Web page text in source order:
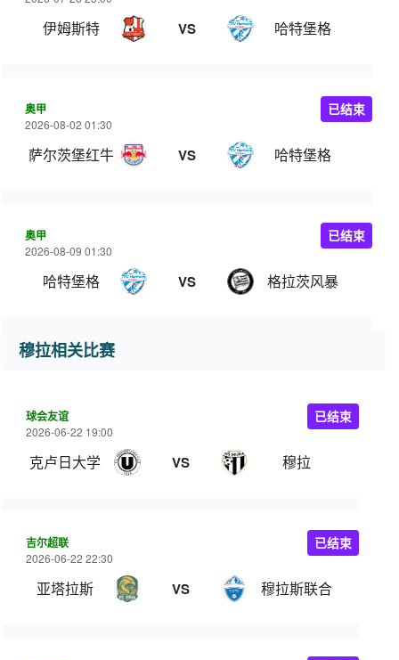
伊姆斯特 VS 哈特堡格
奥甲
2026-08-02 01:30
萨尔茨堡红牛 VS 哈特堡格
已结束
奥甲
2026-08-09 01:30
哈特堡格 VS 格拉茨风暴
已结束
穆拉相关比赛
球会友谊
2026-06-22 19:00
克卢日大学 VS 穆拉
已结束
吉尔超联
2026-06-22 22:30
亚塔拉斯 VS 穆拉斯联合
已结束